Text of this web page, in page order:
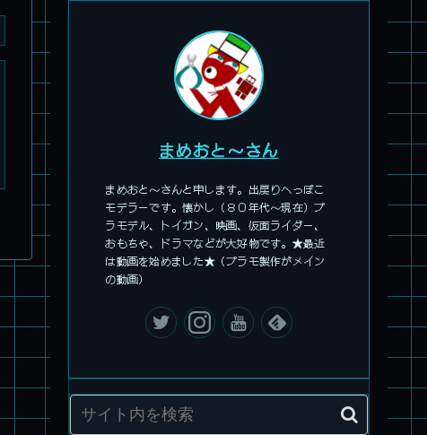
まめおと～さん
まめおと～さんと申します。出戻りへっぽこ
モデラーです。懐かし（８０年代～現在）プ
ラモデル、トイガン、映画、仮面ライダー、
おもちゃ、ドラマなどが大好物です。★最近
は動画を始めました★（プラモ製作がメイン
の動画）
旧キット製作★アオシマ ロボダッチ モビルZ
パチ組塗装★モデロイド 1/60 イングラム リアクティブアーマ